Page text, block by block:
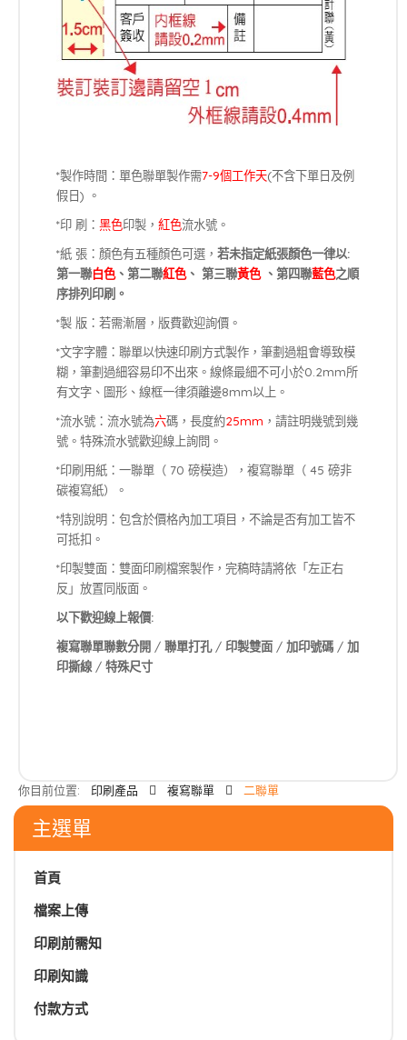
*製作時間：單色聯單製作需7-9個工作天(不含下單日及例
假日) 。
*印 刷： 黑色印製， 紅色流水號。
*紙 張：顏色有五種顏色可選， 若未指定紙張顏色一律以:
第一聯白色、第二聯紅色、 第三聯黃色、第四聯藍色之順
序排列印刷。
*製 版：若需漸層，版費歡迎詢價。
*文字字體：聯單以快速印刷方式製作，筆劃過粗會導致模
糊，筆劃過細容易印不出來。線條最細不可小於0.2mm所
有文字、圖形、線框一律須離邊8mm以上。
*流水號：流水號為六碼，長度約25mm ，請註明幾號到幾
號。特殊流水號歡迎線上詢問。
*印刷用紙：一聯單（ 70 磅模造），複寫聯單（ 45 磅非
碳複寫紙）。
*特別說明：包含於價格內加工項目，不論是否有加工皆不
可抵扣。
*印製雙面：雙面印刷檔案製作，完稿時請將依「左正右
反」放置同版面。
以下歡迎線上報價:
複寫聯單聯數分開 / 聯單打孔/ 印製雙面 / 加印號碼 / 加
印撕線 / 特殊尺寸
你目前位置: 印刷產品 複寫聯單 二聯單
主選單
首頁
檔案上傳
印刷前需知
印刷知識
付款方式